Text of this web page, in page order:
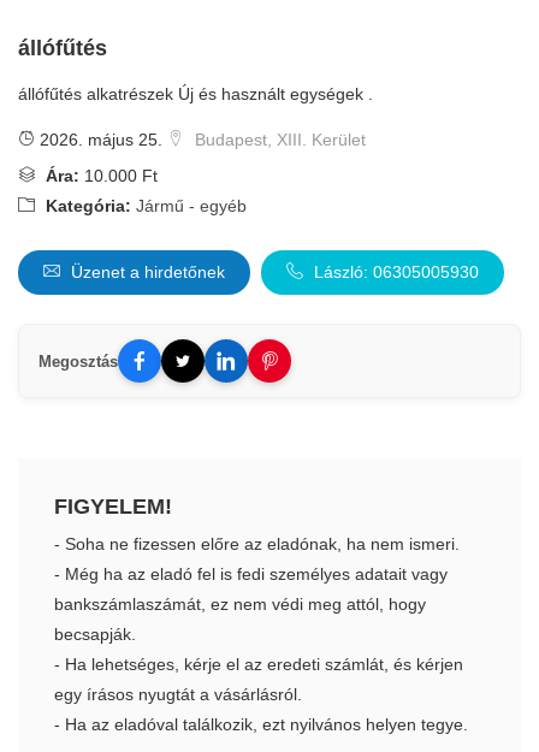
állófűtés
állófűtés alkatrészek Új és használt egységek .
2026. május 25.
Budapest, XIII. Kerület
Ára: 10.000 Ft
Kategória: Jármű - egyéb
Üzenet a hirdetőnek László: 06305005930
Megosztás
FIGYELEM!
- Soha ne fizessen előre az eladónak, ha nem ismeri.
- Még ha az eladó fel is fedi személyes adatait vagy
bankszámlaszámát, ez nem védi meg attól, hogy
becsapják.
- Ha lehetséges, kérje el az eredeti számlát, és kérjen
egy írásos nyugtát a vásárlásról.
- Ha az eladóval találkozik, ezt nyilvános helyen tegye.